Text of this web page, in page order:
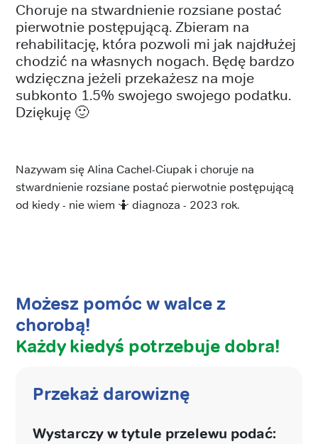
Choruje na stwardnienie rozsiane postać
pierwotnie postępującą. Zbieram na
rehabilitację, która pozwoli mi jak najdłużej
chodzić na własnych nogach. Będę bardzo
wdzięczna jeżeli przekażesz na moje
subkonto 1.5% swojego swojego podatku.
Dziękuję 🙂
Nazywam się Alina Cachel-Ciupak i choruje na
stwardnienie rozsiane postać pierwotnie postępującą
od kiedy - nie wiem 🤷 diagnoza - 2023 rok.
Możesz pomóc w walce z
chorobą!
Każdy kiedyś potrzebuje dobra!
Przekaż darowiznę
Wystarczy w tytule przelewu podać: